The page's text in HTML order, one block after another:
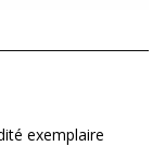
exemplaire